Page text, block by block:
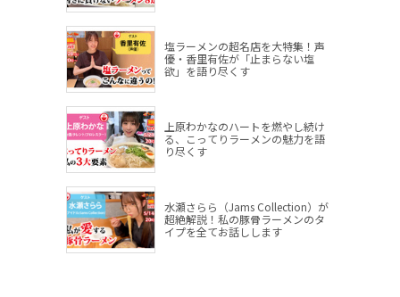
塩ラーメンの超名店を大特集！声
優・香里有佐が「止まらない塩
欲」を語り尽くす
上原わかなのハートを燃やし続け
る、こってりラーメンの魅力を語
り尽くす
水瀬さらら（Jams Collection）が
超絶解説！私の豚骨ラーメンのタ
イプを全てお話しします